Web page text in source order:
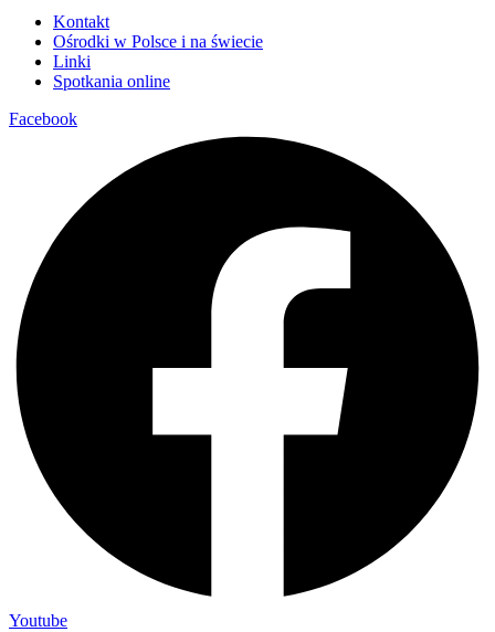
Kontakt
Ośrodki w Polsce i na świecie
Linki
Spotkania online
Facebook
Youtube